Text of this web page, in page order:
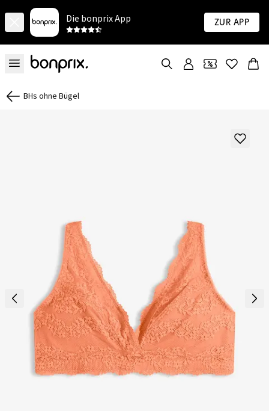
Die bonprix App Zur App
BHs ohne Bügel